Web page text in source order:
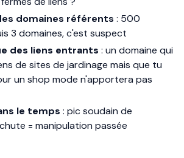
domaines référents : 500
3 domaines, c'est suspect
des liens entrants : un domaine qui
de sites de jardinage mais que tu
un shop mode n'apportera pas
le temps : pic soudain de
= manipulation passée